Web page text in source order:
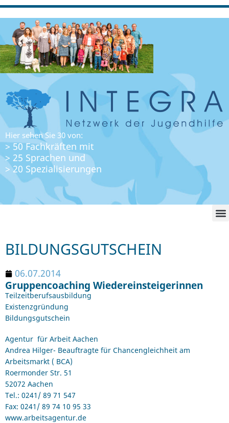
Hier sehen Sie 30 von:
> 50 Fachkräften mit
> 25 Sprachen und
> 20 Spezialisierungen
BILDUNGSGUTSCHEIN
06.07.2014
Gruppencoaching Wiedereinsteigerinnen
Teilzeitberufsausbildung
Existenzgründung
Bildungsgutschein
Agentur für Arbeit Aachen
Andrea Hilger- Beauftragte für Chancengleichheit am
Arbeitsmarkt ( BCA)
Roermonder Str. 51
52072 Aachen
Tel.: 0241/ 89 71 547
Fax: 0241/ 89 74 10 95 33
www.arbeitsagentur.de